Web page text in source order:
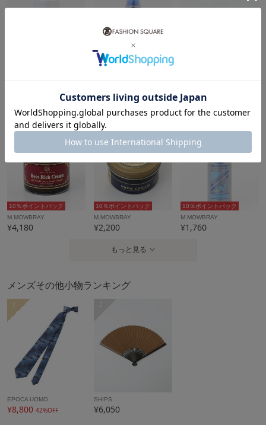
10％ポイントバック
10％ポイントバック
¥1,760
10％ポイントバック
¥1,650
10％ポイントバック
M.MOWBRAY
¥4,180
10％ポイントバック
M.MOWBRAY
¥2,200
10％ポイントバック
M.MOWBRAY
¥1,760
もっと見る
メンズその他小物ランキング
1
EPOCA UOMO
¥8,800 42%OFF
SHIPS
¥6,050